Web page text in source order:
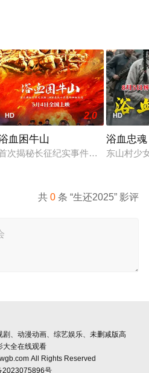
渡赤水堪称红军的绝地反击之战
HD 2.0
血困牛山
次揭秘长征纪实事件，1934年中
HD
浴血忠魂
东山村少
共0 条 “生还2025” 影评
剧、动漫动画、综艺娱乐、未删减版高
大全在线观看
All Rights Reserved
2023075896号